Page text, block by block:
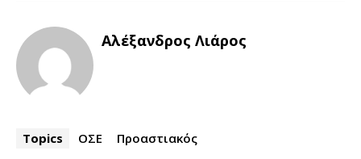
Αλέξανδρος Λιάρος
Topics ΟΣΕ Προαστιακός